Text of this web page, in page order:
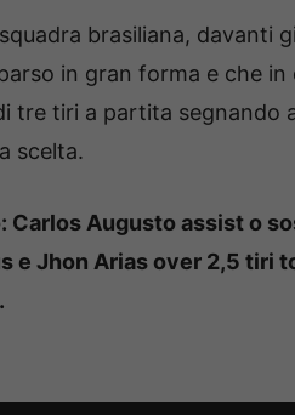
brasiliana, davanti
in gran forma e che
tre tiri a partita segnando
scelta.
Carlos Augusto assist o
e Jhon Arias over 2,5 tiri